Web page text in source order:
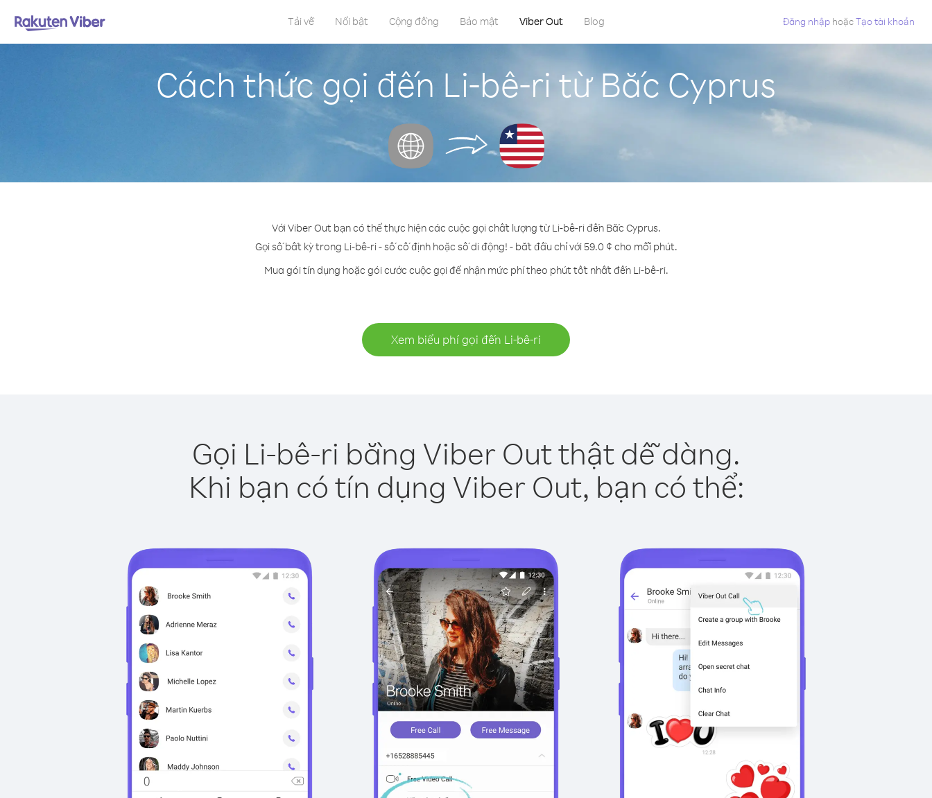
Tải về Nổi bật Cộng đồng Bảo mật Viber Out Blog Đăng nhập hoặcTạo tài khoản
Cách thức gọi đến Li-bê-ri từ Bắc Cyprus
Với Viber Out bạn có thể thực hiện các cuộc gọi chất lượng từ Li-bê-ri đến Bắc Cyprus.
Gọi số bất kỳ trong Li-bê-ri - số cố định hoặc số di động! - bắt đầu chỉ với 59.0 ¢ cho mỗi phút.
Mua gói tín dụng hoặc gói cước cuộc gọi để nhận mức phí theo phút tốt nhất đến Li-bê-ri.
Xem biểu phí gọi đến Li-bê-ri
Gọi Li-bê-ri bằng Viber Out thật dễ dàng.
Khi bạn có tín dụng Viber Out, bạn có thể: